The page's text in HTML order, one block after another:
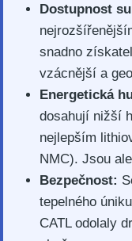
Dostupnost
snadno
vzácnější a
Energetická
dosahují nižší
nejlepším
NMC). Jsou
Bezpečnost:
tepelného
CATL odolaly